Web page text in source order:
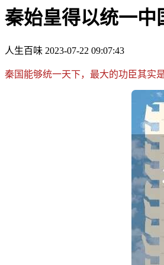
秦始皇得以统一中
人生百味 2023-07-22 09:07:43
秦国能够统一天下，最大的功臣其实